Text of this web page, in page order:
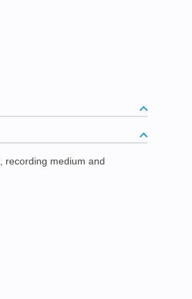
recording medium and